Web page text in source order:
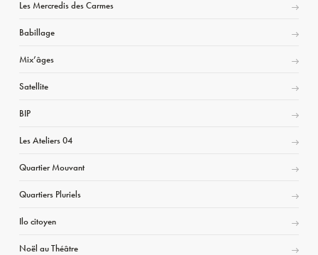
Les Mercredis des Carmes
Babillage
Mix’âges
Satellite
BIP
Les Ateliers 04
Quartier Mouvant
Quartiers Pluriels
Ilo citoyen
Noël au Théâtre